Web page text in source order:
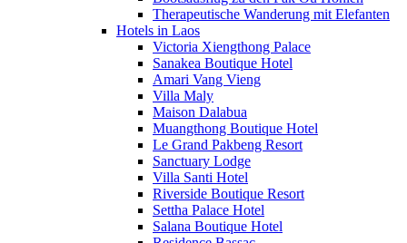
Therapeutische Wanderung mit Elefanten
Hotels in Laos
Victoria Xiengthong Palace
Sanakea Boutique Hotel
Amari Vang Vieng
Villa Maly
Maison Dalabua
Muangthong Boutique Hotel
Le Grand Pakbeng Resort
Sanctuary Lodge
Villa Santi Hotel
Riverside Boutique Resort
Settha Palace Hotel
Salana Boutique Hotel